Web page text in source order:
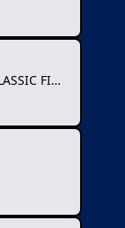
第9競技 NOSAN Presents JUMPER CLASSIC FINAL